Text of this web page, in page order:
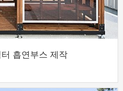
흡연부스 제작